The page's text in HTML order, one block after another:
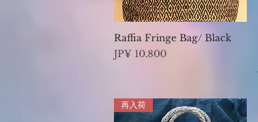
Visualização rápida
Raffia Fringe Bag/ Black
Preço
JP¥ 10.800
再入荷